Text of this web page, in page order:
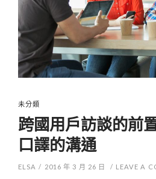
未分類
跨國用戶訪談的前
口譯的溝通
ELSA / 2016 年 3 月 26 日 / LEAVE A